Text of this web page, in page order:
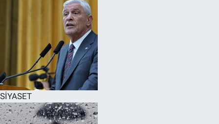
SİYASET